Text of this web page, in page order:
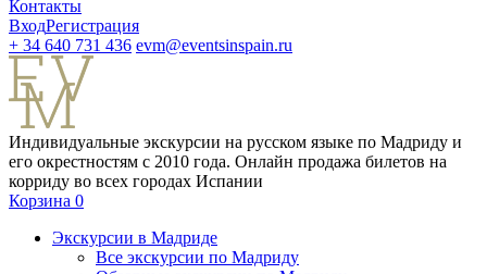
Контакты
ВходРегистрация
+ 34 640 731 436 evm@eventsinspain.ru
Индивидуальные экскурсии на русском языке по Мадриду и
его окрестностям с 2010 года. Онлайн продажа билетов на
корриду во всех городах Испании
Корзина 0
Экскурсии в Мадриде
Все экскурсии по Мадриду